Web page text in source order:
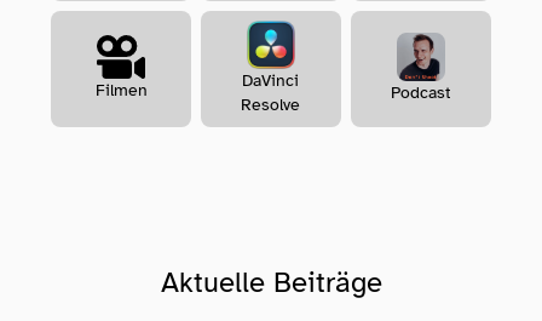
Filmen
DaVinci
Resolve
Podcast
Aktuelle Beiträge